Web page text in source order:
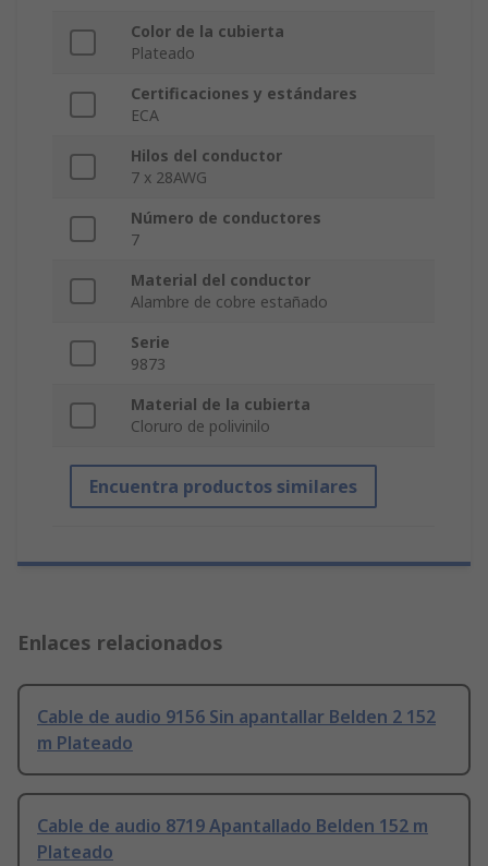
Color de la cubierta
Plateado
Certificaciones y estándares
ECA
Hilos del conductor
7 x 28AWG
Número de conductores
7
Material del conductor
Alambre de cobre estañado
Serie
9873
Material de la cubierta
Cloruro de polivinilo
Encuentra productos similares
Enlaces relacionados
Cable de audio 9156 Sin apantallar Belden 2 152
m Plateado
Cable de audio 8719 Apantallado Belden 152 m
Plateado